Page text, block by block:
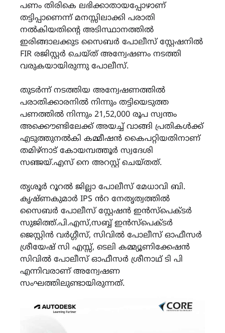
പണം തിരികെ ലഭിക്കാതായപ്പോഴാണ്
തട്ടിപ്പാണെന്ന് മനസ്സിലാക്കി പരാതി
നൽകിയതിന്റെ അടിസ്ഥാനത്തിൽ
ഇരിങ്ങാലക്കുട സൈബർ പോലീസ് സ്റ്റേഷനിൽ
FIR രജിസ്റ്റർ ചെയ്ത് അന്വേഷണം നടത്തി
വരുകയായിരുന്നു പോലീസ്.
തുടർന്ന് നടത്തിയ അന്വേഷണത്തിൽ
പരാതിക്കാരനിൽ നിന്നും തട്ടിയെടുത്ത
പണത്തിൽ നിന്നും 21,52,000 രൂപ സ്വന്തം
അക്കൌണ്ടിലേക്ക് അയച്ച് വാങ്ങി പ്രതികൾക്ക്
എടുത്തുനൽകി കമ്മീഷൻ കൈപറ്റിയതിനാണ്
തമിഴ്നാട് കോയമ്പത്തൂർ സ്വദേശി
സഞ്ജയ്.എസ് നെ അറസ്റ്റ് ചെയ്തത്.
തൃശൂർ റൂറൽ ജില്ലാ പോലീസ് മേധാവി ബി.
കൃഷ്ണകുമാർ IPS ൻറ നേതൃത്വത്തിൽ
സൈബർ പോലീസ് സ്റ്റേഷൻ ഇൻസ്പെക്ടർ
സുജിത്ത്.പി.എസ്,സബ്ബ് ഇൻസ്പെക്ടർ
ജെസ്റ്റിൻ വർഗ്ഗീസ്, സിവിൽ പോലീസ് ഓഫീസർ
ശ്രീയേഷ് സി എസ്സ്, ടെലി കമ്മ്യൂണിക്കേഷൻ
സിവിൽ പോലീസ് ഓഫീസർ ശ്രീനാഥ് ടി പി
എന്നിവരാണ് അന്വേഷണ
സംഘത്തിലുണ്ടായിരുന്നത്.